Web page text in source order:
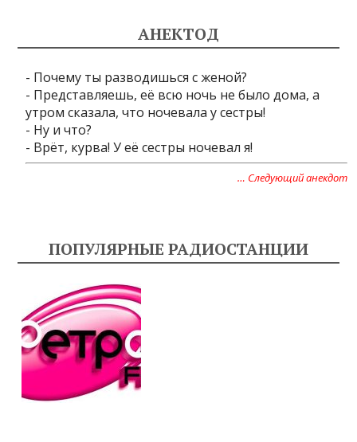
АНЕКТОД
- Почему ты разводишься с женой?
- Представляешь, её всю ночь не было дома, а
утром сказала, что ночевала у сестры!
- Ну и что?
- Врёт, курва! У её сестры ночевал я!
… Следующий анекдот
ПОПУЛЯРНЫЕ РАДИОСТАНЦИИ